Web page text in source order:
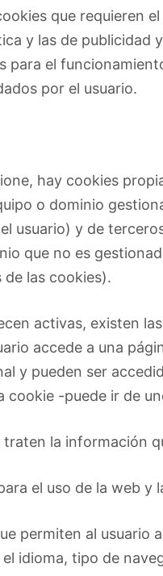
que requieren
y las de publicidad
para el
por el usuario.
hay cookies
o dominio
usuario) y de
que no es
las cookies).
activas, existen
accede a una
y pueden ser
cookie -puede ir de
la información
el uso de la web
permiten al usuario
idioma, tipo de